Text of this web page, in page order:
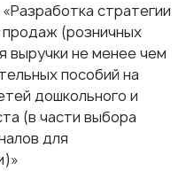
«Разработка стратегии
(розничных
выручки не менее чем
пособий на
дошкольного и
(в части выбора
для